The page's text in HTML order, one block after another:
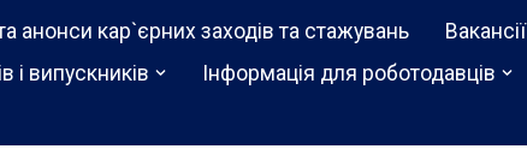
анонси кар`єрних заходів та стажувань
Вакансії
і випускників
Інформація для роботодавців